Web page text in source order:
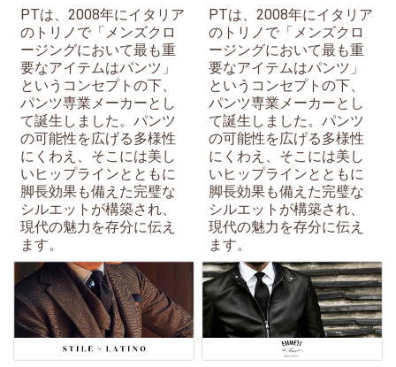
PTは、2008年にイタリア
のトリノで「メンズクロ
ージングにおいて最も重
要なアイテムはパンツ」
というコンセプトの下、
パンツ専業メーカーとし
て誕生しました。パンツ
の可能性を広げる多様性
にくわえ、そこには美し
いヒップラインとともに
脚長効果も備えた完璧な
シルエットが構築され、
現代の魅力を存分に伝え
ます。
PTは、2008年にイタリア
のトリノで「メンズクロ
ージングにおいて最も重
要なアイテムはパンツ」
というコンセプトの下、
パンツ専業メーカーとし
て誕生しました。パンツ
の可能性を広げる多様性
にくわえ、そこには美し
いヒップラインとともに
脚長効果も備えた完璧な
シルエットが構築され、
現代の魅力を存分に伝え
ます。